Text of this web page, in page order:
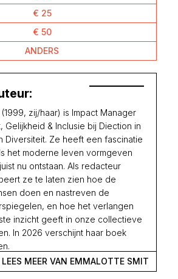
€ 25
€ 50
ANDERS
(1999, zij/haar) is Impact Manager
Gelijkheid & Inclusie bij Diection in
Diversiteit. Ze heeft een fascinatie
het moderne leven vormgeven
nu ontstaan. Als redacteur
ze te laten zien hoe de
doen en nastreven de
en hoe het verlangen
inzicht geeft in onze collectieve
In 2026 verschijnt haar boek
LEES MEER VAN EMMALOTTE SMIT